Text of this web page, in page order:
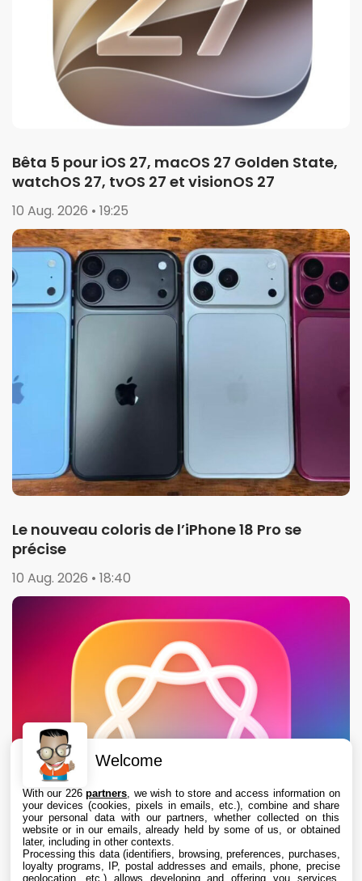
Bêta 5 pour iOS 27, macOS 27 Golden State,
watchOS 27, tvOS 27 et visionOS 27
10 Aug. 2026 • 19:25
Le nouveau coloris de l’iPhone 18 Pro se
précise
10 Aug. 2026 • 18:40
Welcome
With our 226partners , we wish to store and access information on
your devices (cookies, pixels in emails, etc.), combine and share
your personal data with our partners, whether collected on this
website or in our emails, already held by some of us, or obtained
later, including in other contexts.
Processing this data (identifiers, browsing, preferences, purchases,
loyalty programs, IP, postal addresses and emails, phone, precise
geolocation, etc.) allows developing and offering you services,